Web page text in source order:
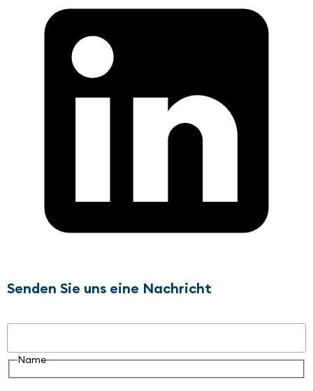
Senden Sie uns eine Nachricht
Name